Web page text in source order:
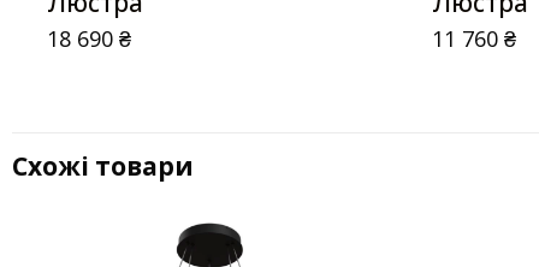
18 690₴ 11 760₴
Схожі товари